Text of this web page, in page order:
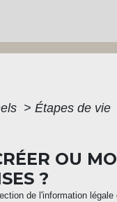
> Étapes de vie
OU
?
de l'information